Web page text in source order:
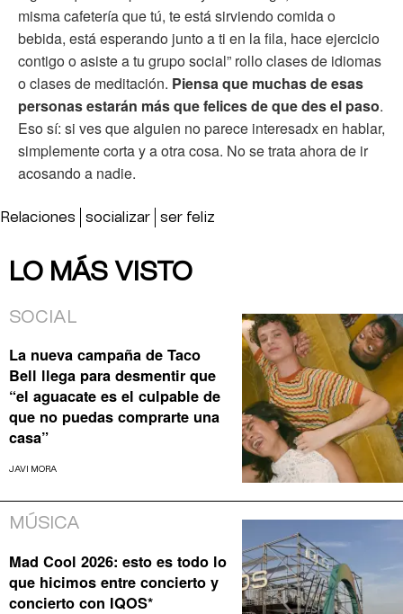
misma cafetería que tú, te está sirviendo comida o
bebida, está esperando junto a ti en la fila, hace ejercicio
contigo o asiste a tu grupo social” rollo clases de idiomas
o clases de meditación. Piensa que muchas de esas
personas estarán más que felices de que des el paso.
Eso sí: si ves que alguien no parece interesadx en hablar,
simplemente corta y a otra cosa. No se trata ahora de ir
acosando a nadie.
Relaciones socializar ser feliz
LO MÁS VISTO
SOCIAL
La nueva campaña de Taco
Bell llega para desmentir que
“el aguacate es el culpable de
que no puedas comprarte una
casa”
JAVI MORA
MÚSICA
Mad Cool 2026: esto es todo lo
que hicimos entre concierto y
concierto con IQOS*